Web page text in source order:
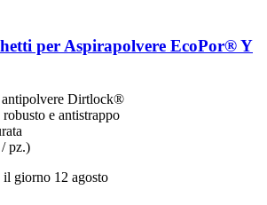
per Aspirapolvere EcoPor® Y
antipolvere Dirtlock®
e antistrappo
pz.)
il giorno 12 agosto